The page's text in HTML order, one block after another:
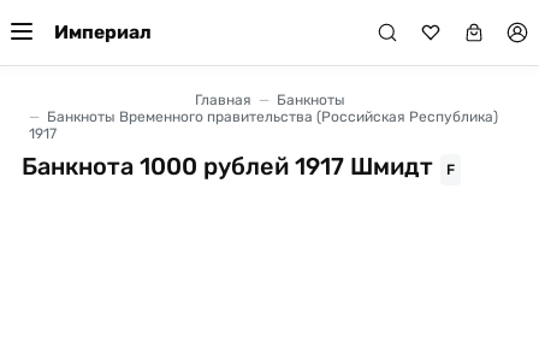
Империал
Главная
Банкноты
Банкноты Временного правительства (Российская Республика)
1917
Банкнота 1000 рублей 1917 Шмидт F